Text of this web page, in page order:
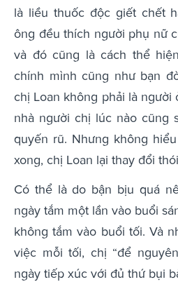
là liều thuốc độc giết chết
ông đều thích người phụ nữ
và đó cũng là cách thể
chính mình cũng như bạn
chị Loan không phải là người
nhà người chị lúc nào cũng
quyến rũ. Nhưng không
xong, chị Loan lại thay đổi
Có thể là do bận bịu quá
ngày tắm một lần vào buổi
không tắm vào buổi tối. Và
việc mỗi tối, chị “để
ngày tiếp xúc với đủ thứ bụi